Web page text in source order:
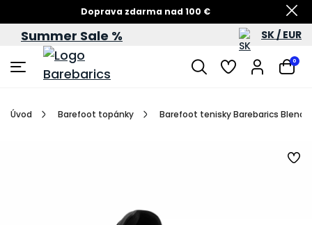
Doprava zdarma nad 100 €
Summer Sale – zľavy až do 60 %
Summer Sale % SK / EUR
0
Úvod Barefoot topánky Barefoot tenisky Barebarics Blend -